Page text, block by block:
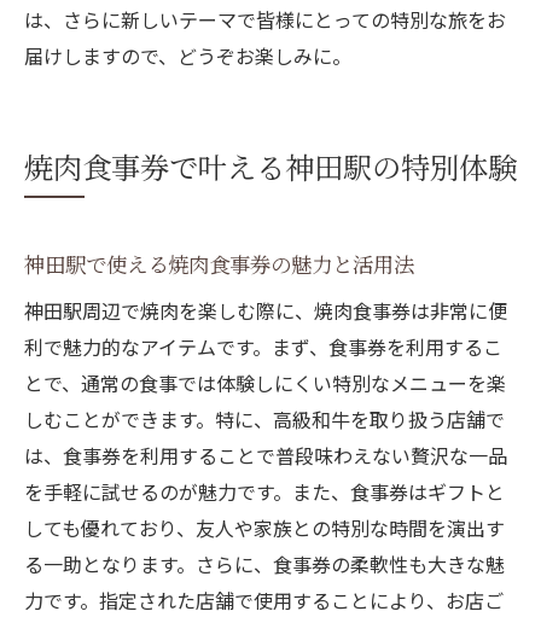
は、さらに新しいテーマで皆様にとっての特別な旅をお
届けしますので、どうぞお楽しみに。
焼肉食事券で叶える神田駅の特別体験
神田駅で使える焼肉食事券の魅力と活用法
神田駅周辺で焼肉を楽しむ際に、焼肉食事券は非常に便
利で魅力的なアイテムです。まず、食事券を利用するこ
とで、通常の食事では体験しにくい特別なメニューを楽
しむことができます。特に、高級和牛を取り扱う店舗で
は、食事券を利用することで普段味わえない贅沢な一品
を手軽に試せるのが魅力です。また、食事券はギフトと
しても優れており、友人や家族との特別な時間を演出す
る一助となります。さらに、食事券の柔軟性も大きな魅
力です。指定された店舗で使用することにより、お店ご